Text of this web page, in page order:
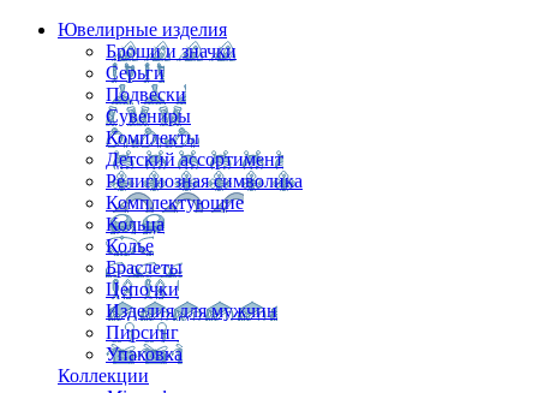
Ювелирные изделия
Броши и значки
Серьги
Подвески
Сувениры
Комплекты
Детский ассортимент
Религиозная символика
Комплектующие
Кольца
Колье
Браслеты
Цепочки
Изделия для мужчин
Пирсинг
Упаковка
Коллекции